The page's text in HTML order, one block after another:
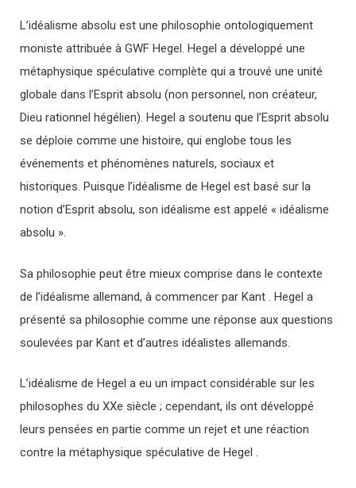
L’idéalisme absolu est une philosophie ontologiquement
moniste attribuée à GWF Hegel. Hegel a développé une
métaphysique spéculative complète qui a trouvé une unité
globale dans l’Esprit absolu (non personnel, non créateur,
Dieu rationnel hégélien). Hegel a soutenu que l’Esprit absolu
se déploie comme une histoire, qui englobe tous les
événements et phénomènes naturels, sociaux et
historiques. Puisque l’idéalisme de Hegel est basé sur la
notion d’Esprit absolu, son idéalisme est appelé « idéalisme
absolu ».
Sa philosophie peut être mieux comprise dans le contexte
de l’idéalisme allemand, à commencer par Kant . Hegel a
présenté sa philosophie comme une réponse aux questions
soulevées par Kant et d’autres idéalistes allemands.
L’idéalisme de Hegel a eu un impact considérable sur les
philosophes du XXe siècle ; cependant, ils ont développé
leurs pensées en partie comme un rejet et une réaction
contre la métaphysique spéculative de Hegel .